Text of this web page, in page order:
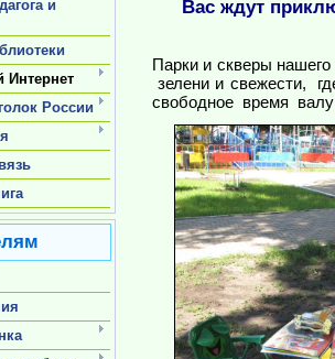
и
Интернет
России
Вас ждут
Парки и скверы
зелени и свежести,
свободное время